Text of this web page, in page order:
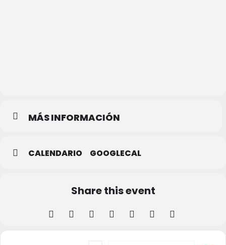
MÁS INFORMACIÓN
CALENDARIO GOOGLECAL
Share this event